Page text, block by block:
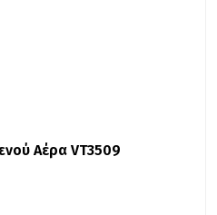
Αέρα VT3509